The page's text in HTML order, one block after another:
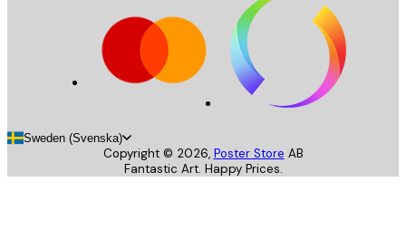
Sweden (Svenska)
Copyright © 2026, Poster Store AB
Fantastic Art. Happy Prices.